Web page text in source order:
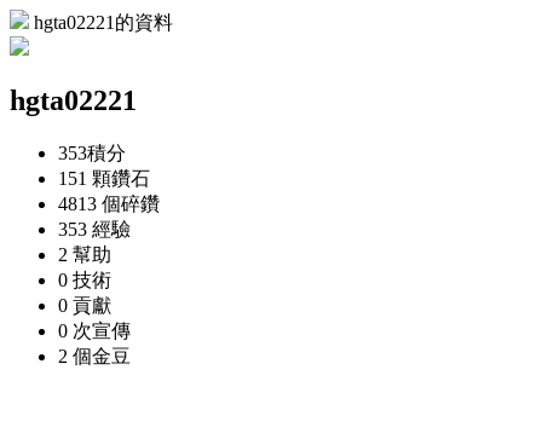
hgta02221的資料
hgta02221
353積分
151 顆鑽石
4813 個碎鑽
353 經驗
2 幫助
0 技術
0 貢獻
0 次宣傳
2 個金豆